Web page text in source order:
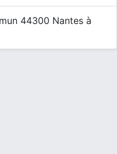
44300 Nantes à